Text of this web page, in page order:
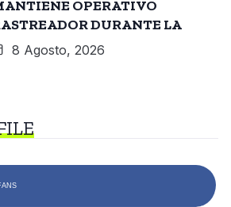
OPERATIVO
DURANTE LA
8 Agosto, 2026